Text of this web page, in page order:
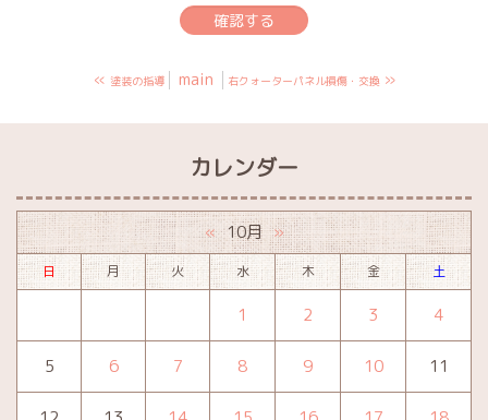
« 塗装の指導 main 右クォーターパネル損傷・交換»
カレンダー
« 10月 »
日 月 火 水 木 金 土
1 2 3 4
5 6 7 8 9 10 11